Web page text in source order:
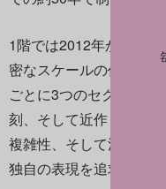
1階では2012年から
密なスケールの作品に
ごとに3つのセクション
刻、そして近作までと
複雑性、そして洗練さ
独自の表現を追求してい